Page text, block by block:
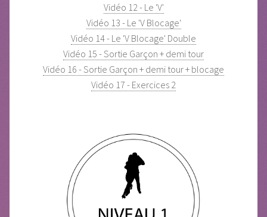
Vidéo 12 - Le 'V'
Vidéo 13 - Le 'V Blocage'
Vidéo 14 - Le 'V Blocage' Double
Vidéo 15 - Sortie Garçon + demi tour
Vidéo 16 - Sortie Garçon + demi tour + blocage
Vidéo 17 - Exercices 2